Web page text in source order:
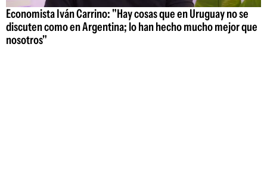
Economista Iván Carrino: "Hay cosas que en Uruguay no se
discuten como en Argentina; lo han hecho mucho mejor que
nosotros"